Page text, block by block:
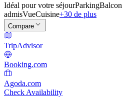
Idéal pour votre séjourParkingBalcon
admisVueCuisine+30 de plus
Compare
TripAdvisor
Booking.com
Agoda.com
Check Availability